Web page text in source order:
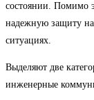
состоянии. Помимо
надежную защиту
ситуациях.
Выделяют две
инженерные